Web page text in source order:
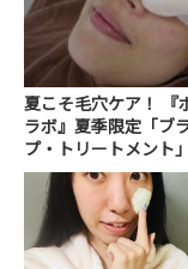
夏こそ毛穴ケア！ 『
ラボ』夏季限定「ブ
プ・トリートメント